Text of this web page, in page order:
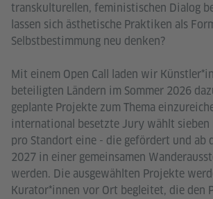
transkulturellen, feministischen Dialog
lassen sich ästhetische Praktiken als
Selbstbestimmung neu denken?
Mit einem Open Call laden wir
beteiligten Ländern im Sommer 2026
geplante Projekte zum Thema
international besetzte Jury wählt sieben
pro Standort eine - die gefördert und ab
2027 in einer gemeinsamen
werden. Die ausgewählten Projekte
Kurator*innen vor Ort begleitet, die den